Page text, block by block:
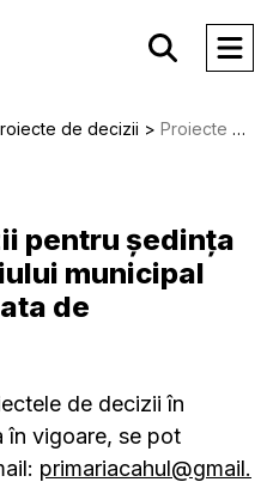
de decizii Proiecte de decizii pentru ședința ordinară a Consiliului municipal Cahul nr.5(9) la data de 26.07.2024
pentru ședința
municipal
de
de decizii în
în vigoare, se pot
primariacahul@gmail.